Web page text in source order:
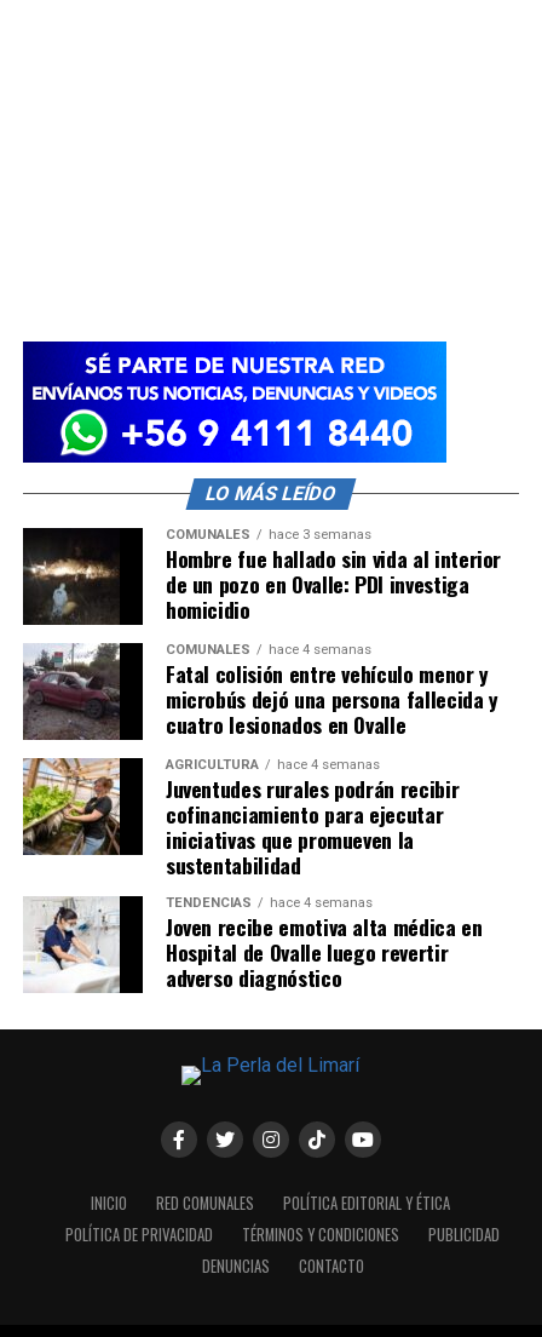
LO MÁS LEÍDO
COMUNALES hace 3 semanas
Hombre fue hallado sin vida al interior
de un pozo en Ovalle: PDI investiga
homicidio
COMUNALES hace 4 semanas
Fatal colisión entre vehículo menor y
microbús dejó una persona fallecida y
cuatro lesionados en Ovalle
AGRICULTURA hace 4 semanas
Juventudes rurales podrán recibir
cofinanciamiento para ejecutar
iniciativas que promueven la
sustentabilidad
TENDENCIAS hace 4 semanas
Joven recibe emotiva alta médica en
Hospital de Ovalle luego revertir
adverso diagnóstico
INICIO RED COMUNALES
POLÍTICA EDITORIAL Y ÉTICA
POLÍTICA DE PRIVACIDAD
TÉRMINOS Y CONDICIONES
PUBLICIDAD
DENUNCIAS
CONTACTO